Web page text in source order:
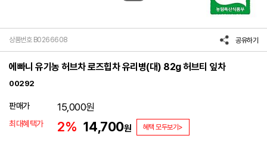
상품번호 B0266608 공유하기
에빠니 유기농 허브차 로즈힙차 유리병(대) 82g 허브티 잎차
00292
판매가 15,000원
최대혜택가 2% 14,700원 혜택 모두보기>